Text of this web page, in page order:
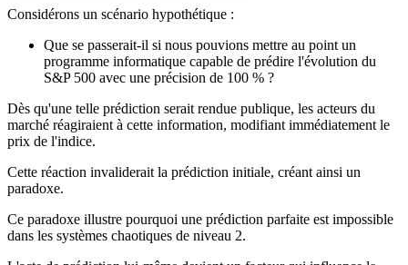
Considérons un scénario hypothétique :
Que se passerait-il si nous pouvions mettre au point un
programme informatique capable de prédire l'évolution du
S&P 500 avec une précision de 100 % ?
Dès qu'une telle prédiction serait rendue publique, les acteurs du
marché réagiraient à cette information, modifiant immédiatement le
prix de l'indice.
Cette réaction invaliderait la prédiction initiale, créant ainsi un
paradoxe.
Ce paradoxe illustre pourquoi une prédiction parfaite est impossible
dans les systèmes chaotiques de niveau 2.